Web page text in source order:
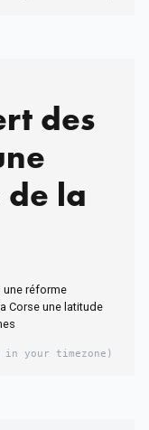
des
de la
réforme
Corse une latitude
in your timezone)